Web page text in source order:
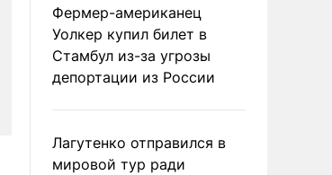
Фермер-американец
Уолкер купил билет в
Стамбул из-за угрозы
депортации из России
Лагутенко отправился в
мировой тур ради